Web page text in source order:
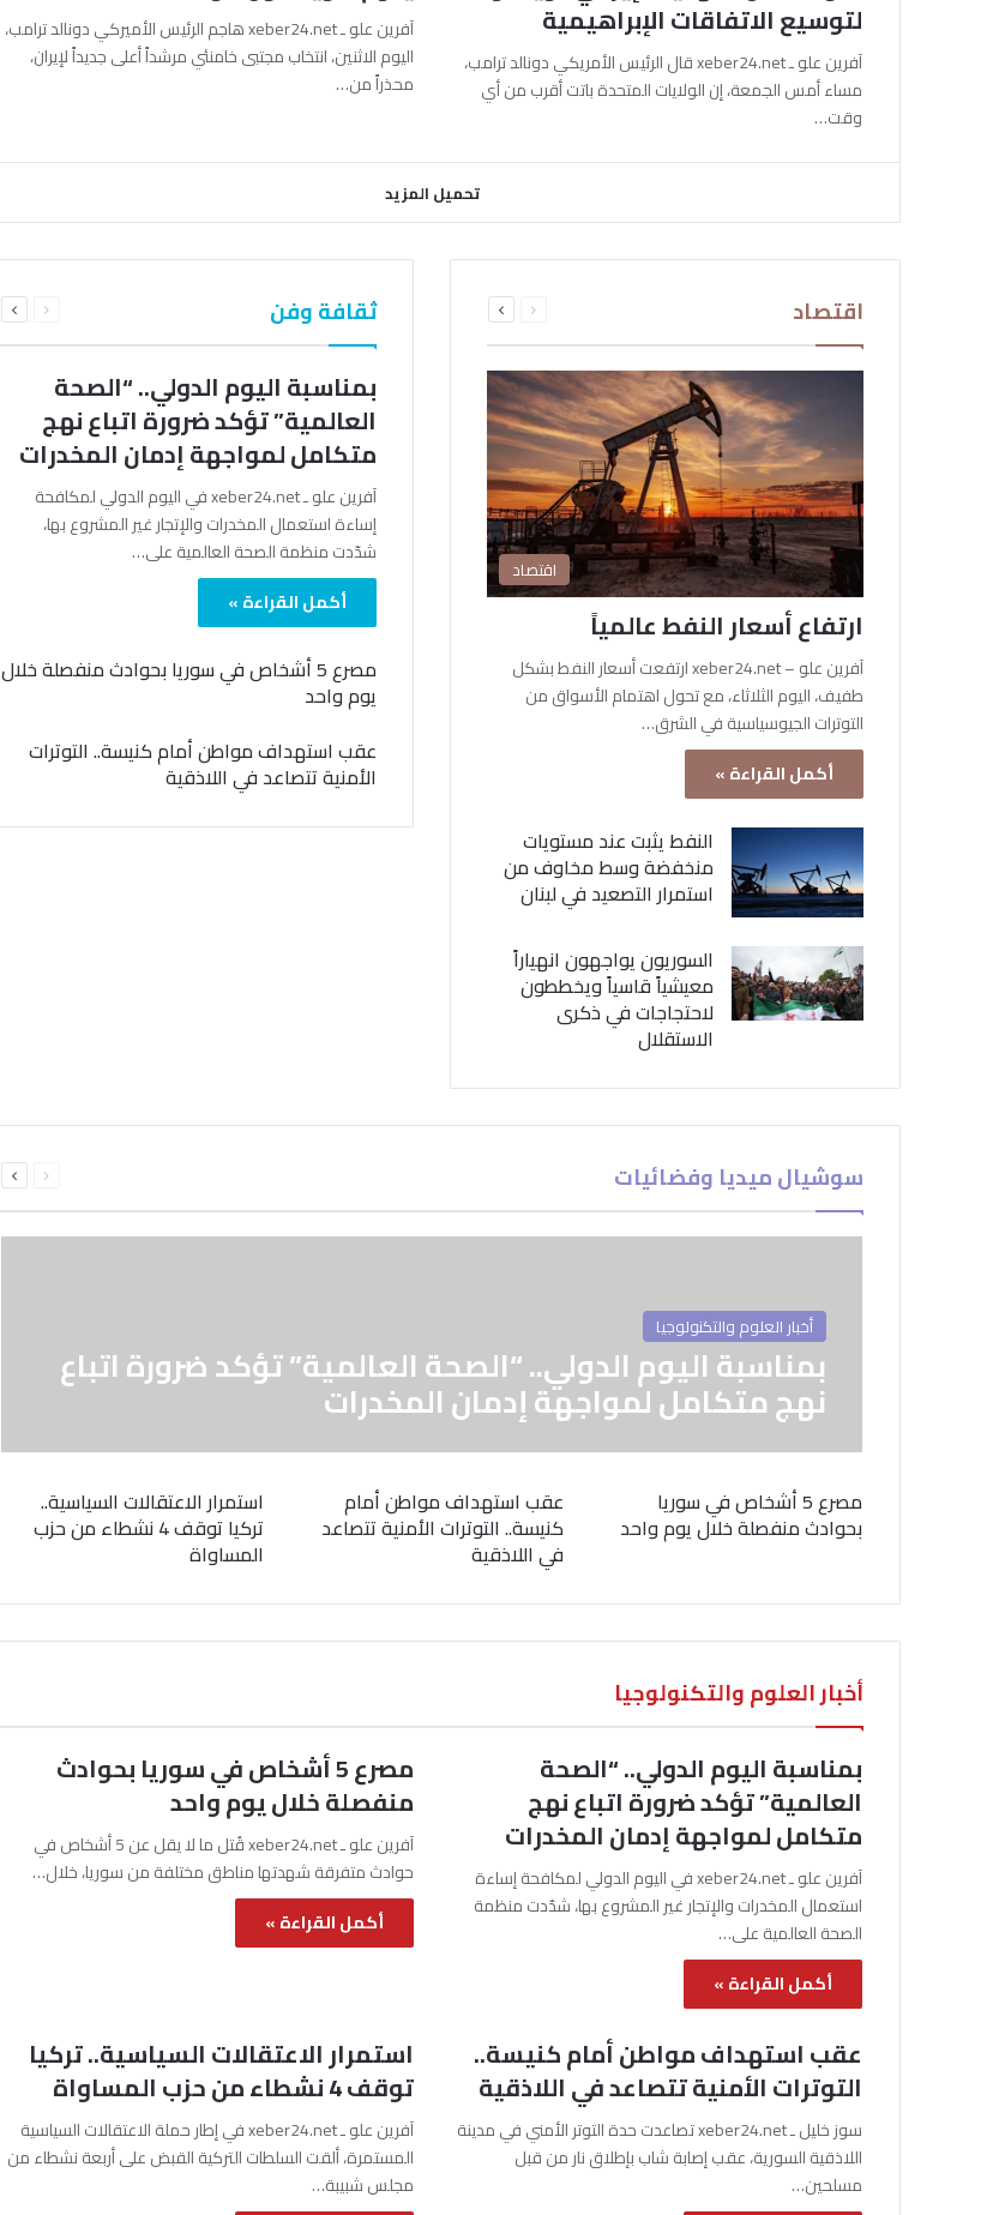
لتوسيع الاتفاقات الإبراهيمية
آفرين علو ـ xeber24.net قال الرئيس الأمريكي دونالد ترامب،
مساء أمس الجمعة، إن الولايات المتحدة باتت أقرب من أي
وقت…
آفرين علو ـ xeber24.net هاجم الرئيس الأميركي دونالد ترامب،
اليوم الاثنين، انتخاب مجتبى خامنئي مرشداً أعلى جديداً لإيران،
محذراً من…
تحميل المزيد
اقتصاد الصفحةالصفحة
اقتصاد
ارتفاع أسعار النفط عالمياً
آفرين علو – xeber24.net ارتفعت أسعار النفط بشكل
طفيف، اليوم الثلاثاء، مع تحول اهتمام الأسواق من
التوترات الجيوسياسية في الشرق…
أكمل القراءة »
النفط يثبت عند مستويات
منخفضة وسط مخاوف من
استمرار التصعيد في لبنان
السوريون يواجهون انهياراً
معيشياً قاسياً ويخططون
لاحتجاجات في ذكرى
الاستقلال
ثقافة وفن الصفحةالصفحة
بمناسبة اليوم الدولي.. “الصحة
العالمية” تؤكد ضرورة اتباع نهج
متكامل لمواجهة إدمان المخدرات
آفرين علو ـ xeber24.net في اليوم الدولي لمكافحة
إساءة استعمال المخدرات والإتجار غير المشروع بها،
شدّدت منظمة الصحة العالمية على…
أكمل القراءة »
مصرع 5 أشخاص في سوريا بحوادث منفصلة خلال
يوم واحد
عقب استهداف مواطن أمام كنيسة.. التوترات
الأمنية تتصاعد في اللاذقية
سوشيال ميديا وفضائيات الصفحةالصفحة
أخبار العلوم والتكنولوجيا
بمناسبة اليوم الدولي.. “الصحة العالمية” تؤكد ضرورة اتباع
نهج متكامل لمواجهة إدمان المخدرات
مصرع 5 أشخاص في سوريا
بحوادث منفصلة خلال يوم واحد
عقب استهداف مواطن أمام
كنيسة.. التوترات الأمنية تتصاعد
في اللاذقية
استمرار الاعتقالات السياسية..
تركيا توقف 4 نشطاء من حزب
المساواة
أخبار العلوم والتكنولوجيا
بمناسبة اليوم الدولي.. “الصحة
العالمية” تؤكد ضرورة اتباع نهج
متكامل لمواجهة إدمان المخدرات
آفرين علو ـ xeber24.net في اليوم الدولي لمكافحة إساءة
استعمال المخدرات والإتجار غير المشروع بها، شدّدت منظمة
الصحة العالمية على…
أكمل القراءة »
مصرع 5 أشخاص في سوريا بحوادث
منفصلة خلال يوم واحد
آفرين علو ـ xeber24.net قُتل ما لا يقل عن 5 أشخاص في
حوادث متفرقة شهدتها مناطق مختلفة من سوريا، خلال…
أكمل القراءة »
عقب استهداف مواطن أمام كنيسة..
التوترات الأمنية تتصاعد في اللاذقية
سوز خليل ـ xeber24.net تصاعدت حدة التوتر الأمني في مدينة
اللاذقية السورية، عقب إصابة شاب بإطلاق نار من قبل
مسلحين…
استمرار الاعتقالات السياسية.. تركيا
توقف 4 نشطاء من حزب المساواة
آفرين علو ـ xeber24.net في إطار حملة الاعتقالات السياسية
المستمرة، ألقت السلطات التركية القبض على أربعة نشطاء من
مجلس شبيبة…